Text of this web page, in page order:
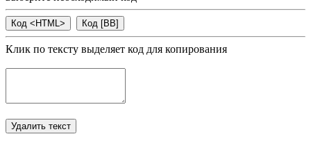
Клик по тексту выделяет код для копирования